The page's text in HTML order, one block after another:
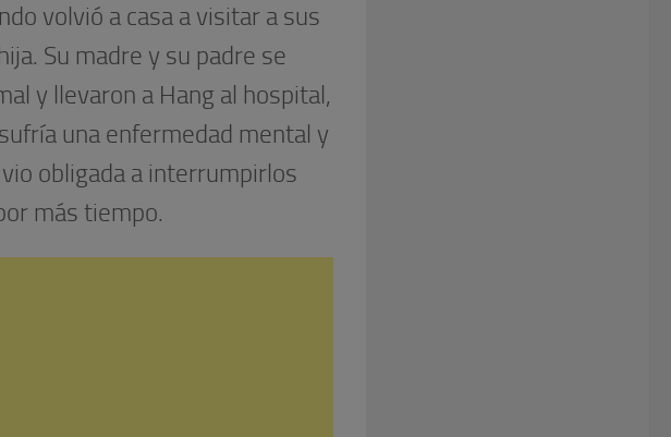
volvió a casa a visitar a sus
Su madre y su padre se
y llevaron a Hang al hospital,
una enfermedad mental y
obligada a interrumpirlos
más tiempo.